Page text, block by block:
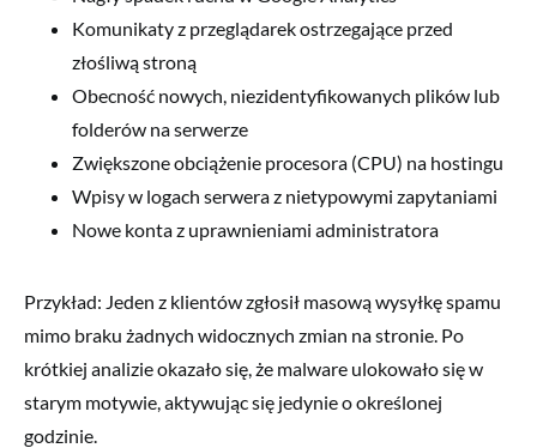
Komunikaty z przeglądarek ostrzegające przed
złośliwą stroną
Obecność nowych, niezidentyfikowanych plików lub
folderów na serwerze
Zwiększone obciążenie procesora (CPU) na hostingu
Wpisy w logach serwera z nietypowymi zapytaniami
Nowe konta z uprawnieniami administratora
Przykład: Jeden z klientów zgłosił masową wysyłkę spamu
mimo braku żadnych widocznych zmian na stronie. Po
krótkiej analizie okazało się, że malware ulokowało się w
starym motywie, aktywując się jedynie o określonej
godzinie.